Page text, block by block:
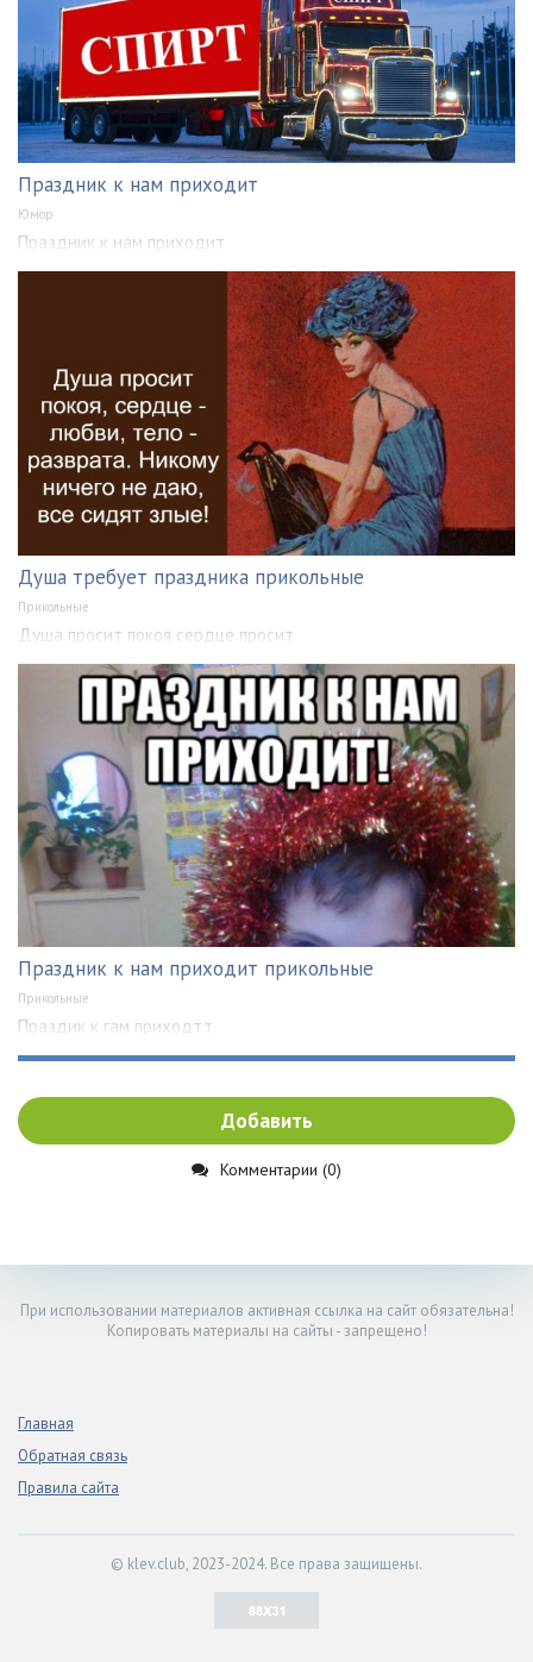
Праздник к нам приходит
Юмор
Праздник к нам приходит
Душа требует праздника прикольные
Прикольные
Душа просит покоя сердце просит
Праздник к нам приходит прикольные
Прикольные
Праздик к гам приходтт
Добавить
Комментарии (0)
При использовании материалов активная ссылка на сайт обязательна!
Копировать материалы на сайты - запрещено!
Главная
Обратная связь
Правила сайта
© klev.club, 2023-2024. Все права защищены.